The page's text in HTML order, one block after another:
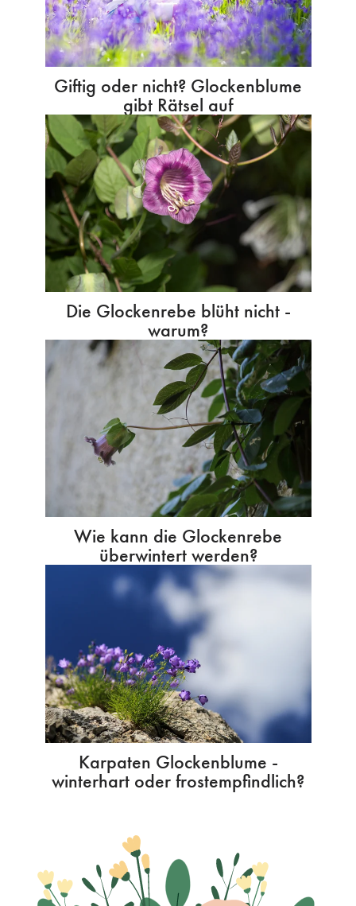
Giftig oder nicht? Glockenblume
gibt Rätsel auf
Die Glockenrebe blüht nicht -
warum?
Wie kann die Glockenrebe
überwintert werden?
Karpaten Glockenblume -
winterhart oder frostempfindlich?